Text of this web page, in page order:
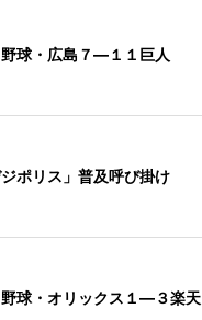
球・広島７―１１巨人
ジポリス」普及呼び掛け
球・オリックス１―３楽天